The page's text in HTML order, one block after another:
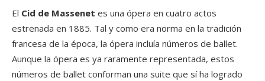
El Cid de Massenet es una ópera en cuatro actos
estrenada en 1885. Tal y como era norma en la tradición
francesa de la época, la ópera incluía números de ballet.
Aunque la ópera es ya raramente representada, estos
números de ballet conforman una suite que sí ha logrado